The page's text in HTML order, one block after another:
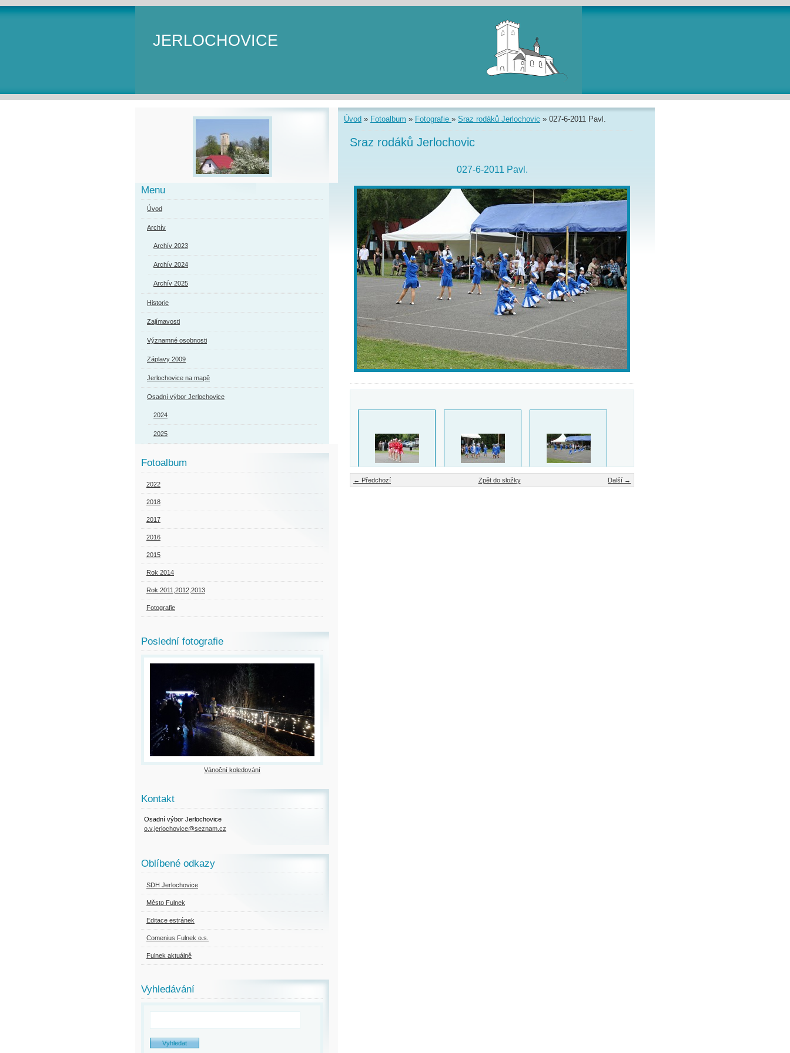
JERLOCHOVICE
Úvod » Fotoalbum » Fotografie » Sraz rodáků Jerlochovic » 027-6-2011 Pavl.
Sraz rodáků Jerlochovic
027-6-2011 Pavl.
← Předchozí Další →
Zpět do složky
Menu
Úvod
Archív
Archív 2023
Archív 2024
Archív 2025
Historie
Zajímavosti
Významné osobnosti
Záplavy 2009
Jerlochovice na mapě
Osadní výbor Jerlochovice
2024
2025
Fotoalbum
2022
2018
2017
2016
2015
Rok 2014
Rok 2011,2012,2013
Fotografie
Poslední fotografie
Vánoční koledování
Kontakt
Osadní výbor Jerlochovice
o.v.jerlochovice@seznam.cz
Oblíbené odkazy
SDH Jerlochovice
Město Fulnek
Editace estránek
Comenius Fulnek o.s.
Fulnek aktuálně
Vyhledávání